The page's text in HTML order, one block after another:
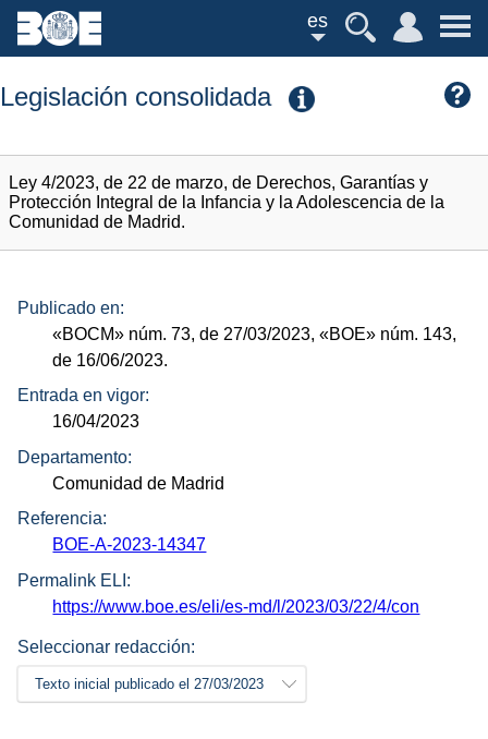
es
Legislación consolidada
Ley 4/2023, de 22 de marzo, de Derechos, Garantías y
Protección Integral de la Infancia y la Adolescencia de la
Comunidad de Madrid.
Publicado en:
«BOCM» núm. 73, de 27/03/2023,«BOE» núm. 143,
de 16/06/2023.
Entrada en vigor:
16/04/2023
Departamento:
Comunidad de Madrid
Referencia:
BOE-A-2023-14347
Permalink ELI:
https://www.boe.es/eli/es-md/l/2023/03/22/4/con
Seleccionar redacción:
Texto inicial publicado el 27/03/2023